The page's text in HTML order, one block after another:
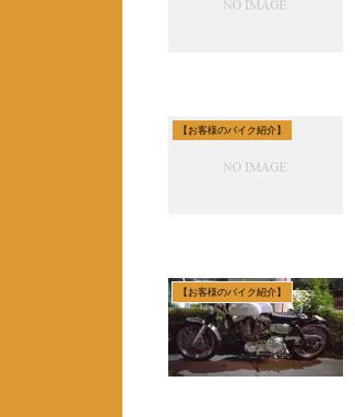
【お客様のバイク紹介】
【お客様のバイク紹介】